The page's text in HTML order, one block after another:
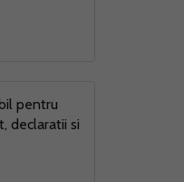
pentru
declaratii si